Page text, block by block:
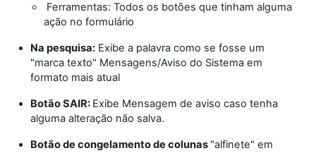
Ferramentas: Todos os botões que tinham alguma
ação no formulário
Na pesquisa: Exibe a palavra como se fosse um
"marca texto" Mensagens/Aviso do Sistema em
formato mais atual
Botão SAIR: Exibe Mensagem de aviso caso tenha
alguma alteração não salva.
Botão de congelamento de colunas "alfinete" em